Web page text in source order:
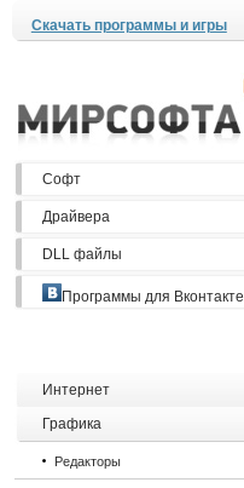
Скачать программы и игры
Софт
Драйвера
DLL файлы
Программы для Вконтакте
Интернет
Графика
Редакторы